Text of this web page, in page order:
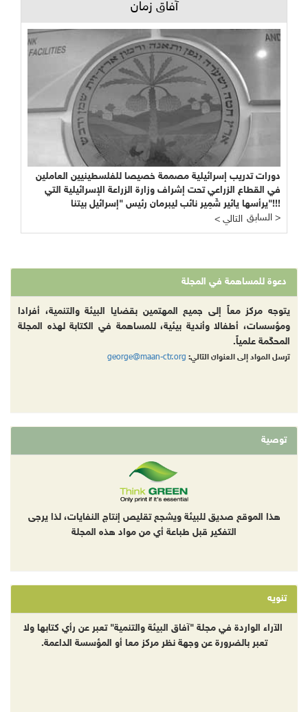
آفاق زمان
دورات تدريب إسرائيلية مصممة خصيصا للفلسطينيين العاملين
في القطاع الزراعي تحت إشراف وزارة الزراعة الإسرائيلية التي
يرأسها يائير شَمِير نائب ليبرمان رئيس "إسرائيل بيتنا"!!!
< التالي
السابق >
دعوة للمساهمة في المجلة
يتوجه مركز معاً إلى جميع المهتمين بقضايا البيئة والتنمية، أفرادا
ومؤسسات، أطفالا وأندية بيئية، للمساهمة في الكتابة لهذه المجلة
المحكّمة علمياً.
ترسل المواد إلى العنوان التالي: george@maan-ctr.org
توصية
هذا الموقع صديق للبيئة ويشجع تقليص إنتاج النفايات، لذا يرجى
التفكير قبل طباعة أي من مواد هذه المجلة
تنويه
الآراء الواردة في مجلة "آفاق البيئة والتنمية" تعبر عن رأي كتابها ولا
تعبر بالضرورة عن وجهة نظر مركز معا أو المؤسسة الداعمة.